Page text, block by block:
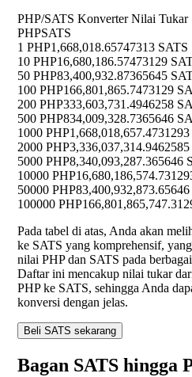
PHP/SATS Konverter Nilai Tukar
PHPSATS
1 PHP1,668,018.65747313 SATS
10 PHP16,680,186.57473129
50 PHP83,400,932.87365645
100 PHP166,801,865.7473129
200 PHP333,603,731.4946258
500 PHP834,009,328.7365646
1000 PHP
2000 PHP3,336,037,314.9462585
5000 PHP8,340,093,287.365646
10000 PHP
50000 PHP83,400,932,873.65646
100000 PHP
Pada tabel di atas, Anda akan
ke SATS yang komprehensif,
nilai PHP dan SATS pada
Daftar ini mencakup nilai tukar
PHP ke SATS, sehingga Anda
konversi dengan jelas.
Beli SATS sekarang
Bagan SATS hingga